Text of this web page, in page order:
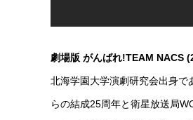
劇場版 がんばれ!TEAM NACS
北海学園大学演劇研究会出身で
らの結成25周年と衛星放送局